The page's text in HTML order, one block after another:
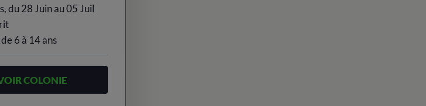
du 28 Juin au 05 Juil
6 à 14 ans
COLONIE